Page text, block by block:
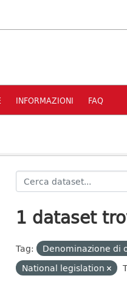
INFORMAZIONI FAQ
1 dataset
Tag:
Denominazione di
National legislation